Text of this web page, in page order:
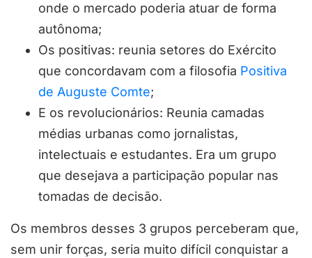
onde o mercado poderia atuar de forma
autônoma;
Os positivas: reunia setores do Exército
que concordavam com a filosofia Positiva
de Auguste Comte;
E os revolucionários: Reunia camadas
médias urbanas como jornalistas,
intelectuais e estudantes. Era um grupo
que desejava a participação popular nas
tomadas de decisão.
Os membros desses 3 grupos perceberam que,
sem unir forças, seria muito difícil conquistar a